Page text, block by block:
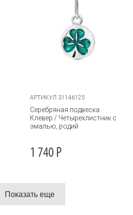
АРТИКУЛ 31146125
Серебряная подвеска
Клевер / Четырехлистник с
эмалью, родий
1 740 Р
Показать еще